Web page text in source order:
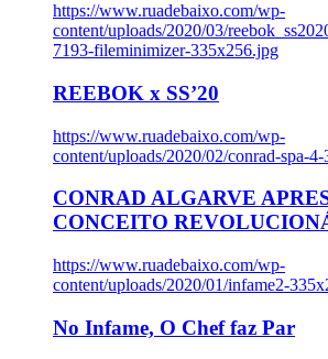
https://www.ruadebaixo.com/wp-
content/uploads/2020/03/
7193-fileminimizer-335x256.jpg
REEBOK x SS’20
https://www.ruadebaixo.com/wp-
content/uploads/2020/02/conrad-spa-
CONRAD ALGARVE
CONCEITO
https://www.ruadebaixo.com/wp-
content/uploads/2020/01/infame2-
No Infame, O Chef faz Par